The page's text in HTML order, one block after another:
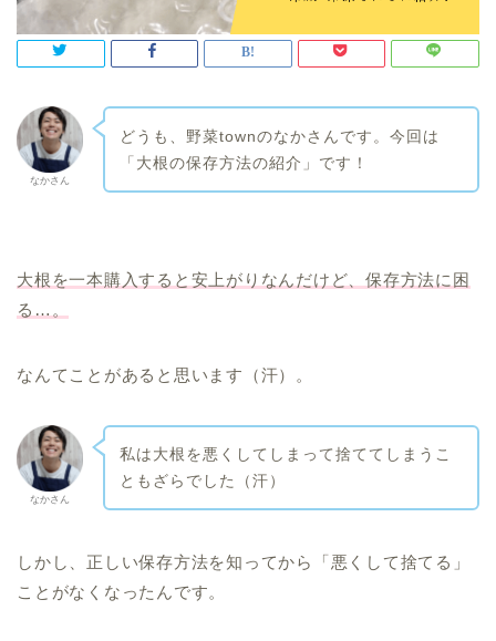
なかさん
どうも、野菜townのなかさんです。今回は
「大根の保存方法の紹介」です！
大根を一本購入すると安上がりなんだけど、保存方法に困
る…。
なんてことがあると思います（汗）。
なかさん
私は大根を悪くしてしまって捨ててしまうこ
ともざらでした（汗）
しかし、正しい保存方法を知ってから「悪くして捨てる」
ことがなくなったんです。